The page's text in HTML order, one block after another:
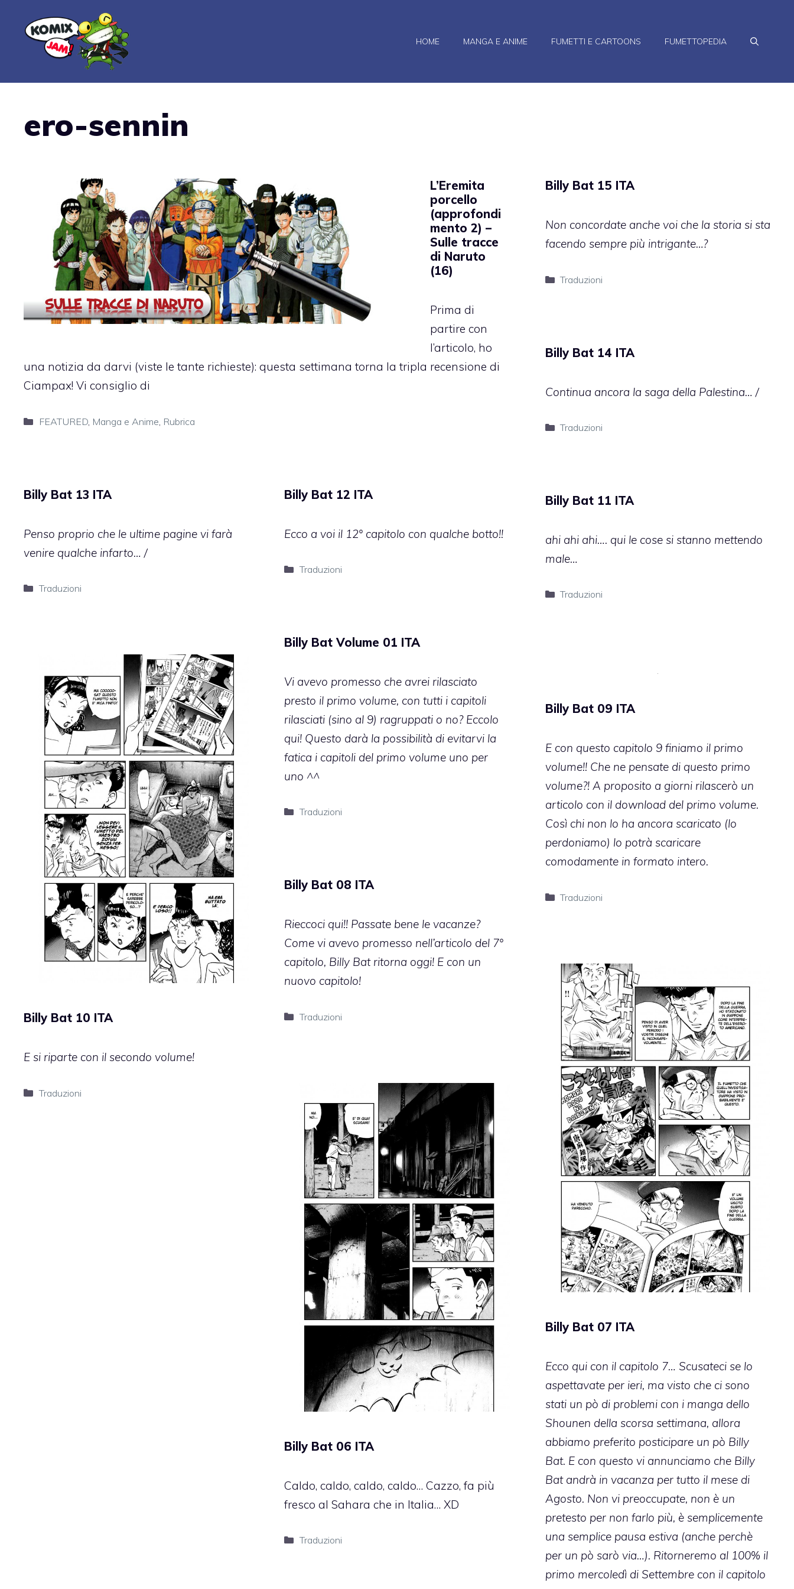
contenuto
HOME MANGA E ANIME FUMETTI E CARTOONS FUMETTOPEDIA
ero-sennin
L’Eremita
porcello
(approfondi
mento 2) –
Sulle tracce
di Naruto
(16)
Prima di
partire con
l’articolo, ho
una notizia da darvi (viste le tante richieste): questa settimana torna la tripla recensione di
Ciampax! Vi consiglio di
Categorie
FEATURED, Manga e Anime Rubrica
Billy Bat 15 ITA
Non concordate anche voi che la storia si sta
facendo sempre più intrigante…?
Categorie
Traduzioni
Billy Bat 14 ITA
Continua ancora la saga della Palestina… /
Categorie
Traduzioni
Billy Bat 13 ITA
Penso proprio che le ultime pagine vi farà
venire qualche infarto… /
Categorie
Traduzioni
Billy Bat 12 ITA
Ecco a voi il 12° capitolo con qualche botto!!
Categorie
Traduzioni
Billy Bat 11 ITA
ahi ahi ahi…. qui le cose si stanno mettendo
male…
Categorie
Traduzioni
Billy Bat Volume 01 ITA
Vi avevo promesso che avrei rilasciato
presto il primo volume, con tutti i capitoli
rilasciati (sino al 9) ragruppati o no? Eccolo
qui! Questo darà la possibilità di evitarvi la
fatica i capitoli del primo volume uno per
uno ^^
Categorie
Traduzioni
Billy Bat 10 ITA
E si riparte con il secondo volume!
Categorie
Traduzioni
Billy Bat 09 ITA
E con questo capitolo 9 finiamo il primo
volume!! Che ne pensate di questo primo
volume?! A proposito a giorni rilascerò un
articolo con il download del primo volume.
Così chi non lo ha ancora scaricato (lo
perdoniamo) lo potrà scaricare
comodamente in formato intero.
Categorie
Traduzioni
Billy Bat 08 ITA
Rieccoci qui!! Passate bene le vacanze?
Come vi avevo promesso nell’articolo del 7°
capitolo, Billy Bat ritorna oggi! E con un
nuovo capitolo!
Categorie
Traduzioni
Billy Bat 07 ITA
Ecco qui con il capitolo 7… Scusateci se lo
aspettavate per ieri, ma visto che ci sono
stati un pò di problemi con i manga dello
Shounen della scorsa settimana, allora
abbiamo preferito posticipare un pò Billy
Bat. E con questo vi annunciamo che Billy
Bat andrà in vacanza per tutto il mese di
Agosto. Non vi preoccupate, non è un
pretesto per non farlo più, è semplicemente
una semplice pausa estiva (anche perchè
per un pò sarò via…). Ritorneremo al 100% il
primo mercoledì di Settembre con il capitolo
Billy Bat 06 ITA
Caldo, caldo, caldo, caldo… Cazzo, fa più
fresco al Sahara che in Italia… XD
Categorie
Traduzioni